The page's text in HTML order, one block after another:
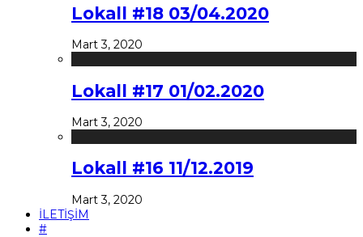
Lokall #18 03/04.2020
Mart 3, 2020
Lokall #17 01/02.2020
Mart 3, 2020
Lokall #16 11/12.2019
Mart 3, 2020
İLETİŞİM
#